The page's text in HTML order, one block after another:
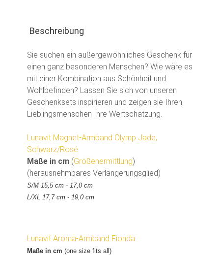
Beschreibung
Sie suchen ein außergewöhnliches Geschenk für
einen ganz besonderen Menschen? Wie wäre es
mit einer Kombination aus Schönheit und
Wohlbefinden? Lassen Sie sich von unseren
Geschenksets inspirieren und zeigen sie Ihren
Lieblingsmenschen Ihre Wertschätzung.
Lunavit Magnet-Armband Olymp Jade,
Schwarz/Rosé
Maße in cm (Größenermittlung)
(herausnehmbares Verlängerungsglied)
S/M 15,5 cm - 17,0 cm
L/XL 17,7 cm - 19,0 cm
Lunavit Aroma-Armband Fionda
Maße in cm (one size fits all)